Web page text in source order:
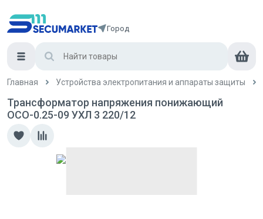
Город
Главная Устройства электропитания и аппараты защиты
Трансформатор напряжения понижающий
ОСО-0.25-09 УХЛ 3 220/12